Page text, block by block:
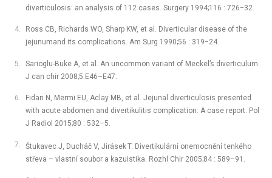
diverticulosis: an analysis of 112 cases. Surgery 1994;116 : 726−32.
Ross CB, Richards WO, Sharp KW, et al. Diverticular disease of the
jejunumand its complications. Am Surg 1990;56 : 319−24.
Sarioglu-Buke A, et al. An uncommon variant of Meckel’s diverticulum.
J can chir 2008;5:E46–E47.
Fidan N, Mermi EU, Aclay MB, et al. Jejunal diverticulosis presented
with acute abdomen and divertikulitis complication: A case report. Pol
J Radiol 2015;80 : 532–5.
Štukavec J, Ducháč V, JirásekT. Divertikulární onemocnění tenkého
střeva –⁠ vlastní soubor a kazuistika. Rozhl Chir 2005;84 : 589–91.